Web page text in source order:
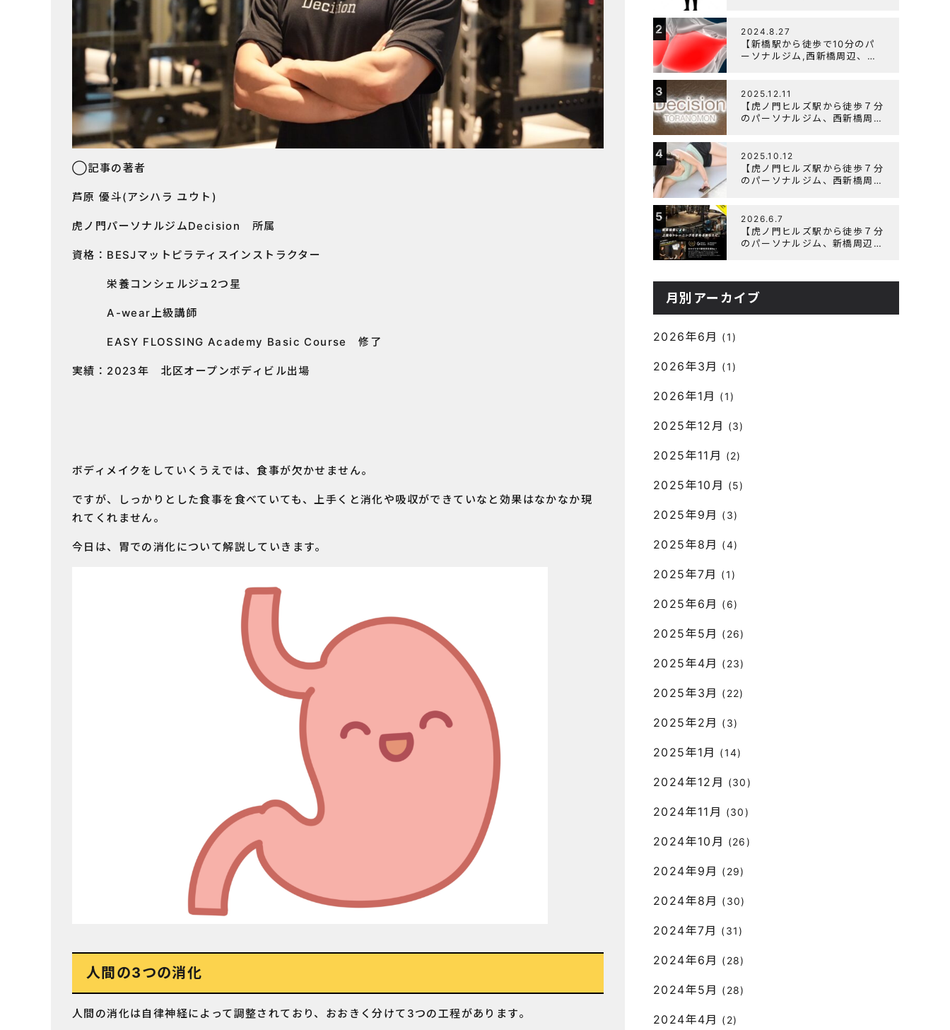
◯記事の著者
芦原 優斗(アシハラ ユウト)
虎ノ門パーソナルジムDecision 所属
資格：BESJマットピラティスインストラクター
栄養コンシェルジュ2つ星
A-wear上級講師
EASY FLOSSING Academy Basic Course 修了
実績：2023年 北区オープンボディビル出場
ボディメイクをしていくうえでは、食事が欠かせません。
ですが、しっかりとした食事を食べていても、上手くと消化や吸収ができていなと効果はなかなか現
れてくれません。
今日は、胃での消化について解説していきます。
人間の3つの消化
人間の消化は自律神経によって調整されており、おおきく分けて3つの工程があります。
者編】胸トレで背中が筋肉痛に
なるのはなぜか？
2 2024.8.27
【新橋駅から徒歩で10分のパ
ーソナルジム,西新橋周辺、虎
よく鍛えるメニュー構成につい
て
3 2025.12.11
【虎ノ門ヒルズ駅から徒歩７分
のパーソナルジム、西新橋周
について
4 2025.10.12
【虎ノ門ヒルズ駅から徒歩７分
のパーソナルジム、西新橋周
ちる！？『可逆性の原理』と
は？
5 2026.6.7
【虎ノ門ヒルズ駅から徒歩７分
のパーソナルジム、新橋周辺、
ペーン』実施中！
月別アーカイブ
2026年6月 (1)
2026年3月 (1)
2026年1月 (1)
2025年12月 (3)
2025年11月 (2)
2025年10月 (5)
2025年9月 (3)
2025年8月 (4)
2025年7月 (1)
2025年6月 (6)
2025年5月 (26)
2025年4月 (23)
2025年3月 (22)
2025年2月 (3)
2025年1月 (14)
2024年12月 (30)
2024年11月 (30)
2024年10月 (26)
2024年9月 (29)
2024年8月 (30)
2024年7月 (31)
2024年6月 (28)
2024年5月 (28)
2024年4月 (2)